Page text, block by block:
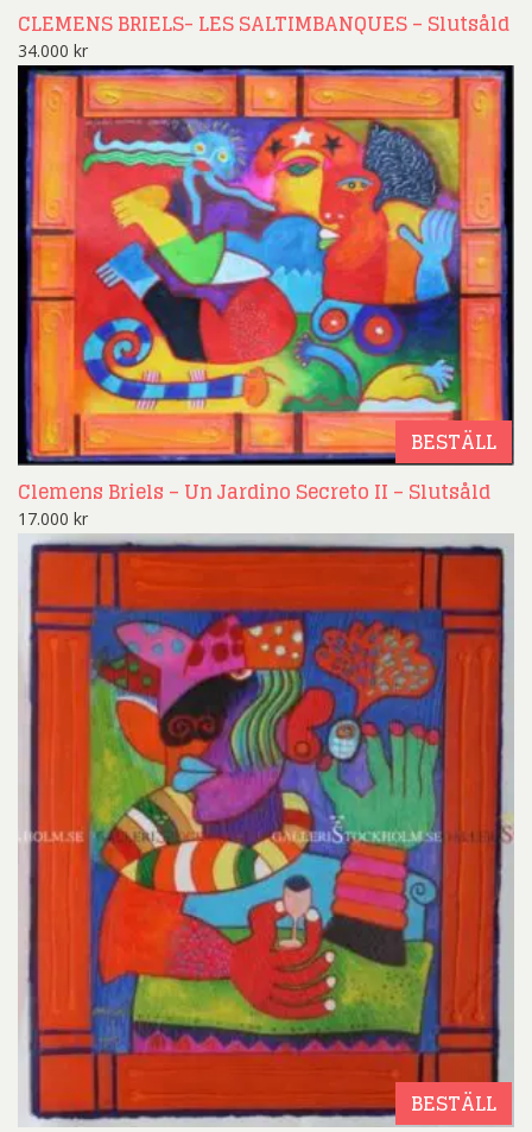
CLEMENS BRIELS- LES SALTIMBANQUES – Slutsåld
34.000 kr
BESTÄLL
Clemens Briels – Un Jardino Secreto II – Slutsåld
17.000 kr
BESTÄLL